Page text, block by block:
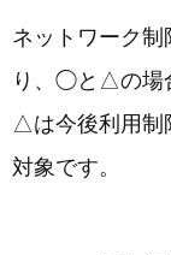
ネットワーク
り、◯と△の場
△は今後利用制
対象です。